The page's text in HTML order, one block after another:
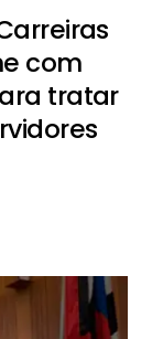
com
tratar